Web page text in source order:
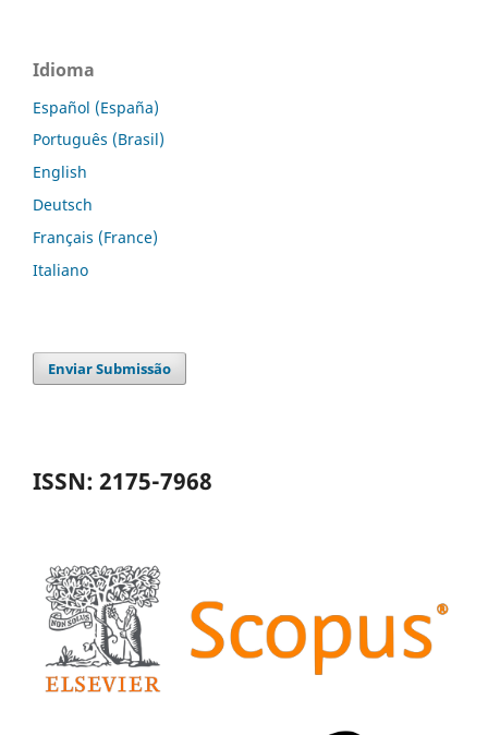
Idioma
Español (España)
Português (Brasil)
English
Deutsch
Français (France)
Italiano
Enviar Submissão
ISSN: 2175-7968